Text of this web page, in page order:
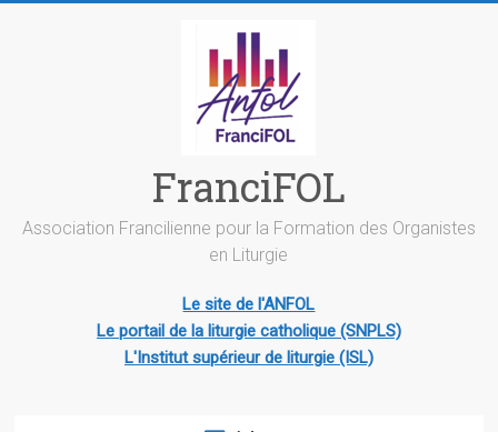
FranciFOL
Association Francilienne pour la Formation des Organistes
en Liturgie
Le site de l'ANFOL
Le portail de la liturgie catholique (SNPLS)
L'Institut supérieur de liturgie (ISL)